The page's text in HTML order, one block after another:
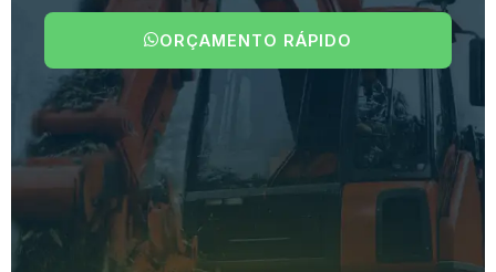
ORÇAMENTO RÁPIDO